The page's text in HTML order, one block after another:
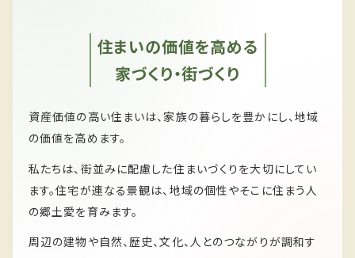
住まいの価値を高める
家づくり・街づくり
資産価値の高い住まいは、家族の暮らしを豊かにし、地域
の価値を高めます。
私たちは、 街並みに配慮した住まいづくりを大切にしてい
ます。住宅が連なる景観は、 地域の個性やそこに住まう人
の郷土愛を育みます。
周辺の建物や自然、歴史、文化、人とのつながりが調和す